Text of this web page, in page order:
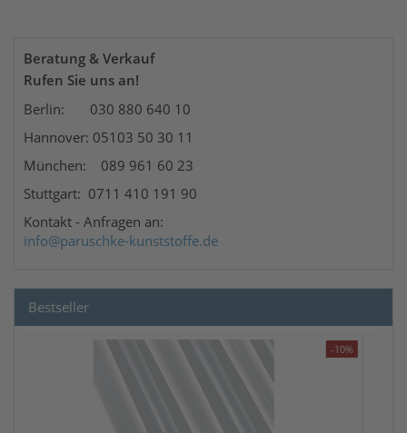
Beratung & Verkauf
Rufen Sie uns an!
Berlin: 030 880 640 10
Hannover: 05103 50 30 11
München: 089 961 60 23
Stuttgart: 0711 410 191 90
Kontakt - Anfragen an:
info@paruschke-kunststoffe.de
Bestseller